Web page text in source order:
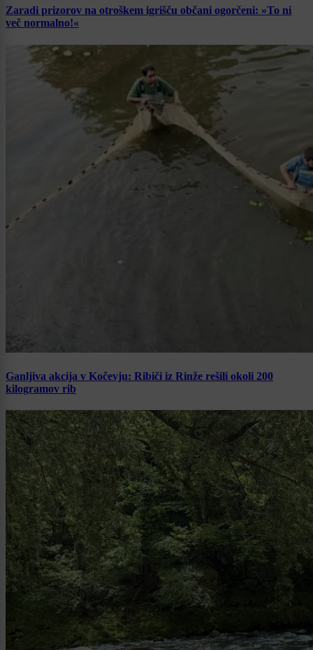
Zaradi prizorov na otroškem igrišču občani ogorčeni: »To ni
več normalno!«
Ganljiva akcija v Kočevju: Ribiči iz Rinže rešili okoli 200
kilogramov rib